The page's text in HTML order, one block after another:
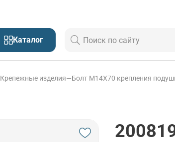
Каталог
Крепежные изделия—Болт М14Х70 крепления